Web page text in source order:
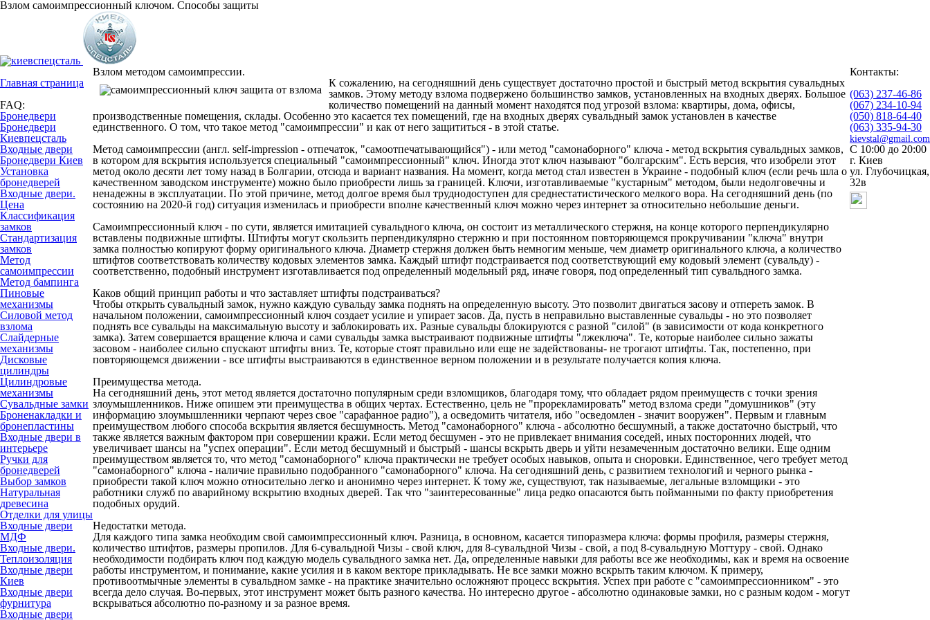
Взлом самоимпрессионный ключом. Способы защиты
Главная страница
FAQ:
Бронедвери
Бронедвери
Киевпецсталь
Входные двери
Бронедвери Киев
Установка
бронедверей
Входные двери.
Цена
Классификация
замков
Стандартизация
замков
Метод
самоимпрессии
Метод бампинга
Пиновые
механизмы
Силовой метод
взлома
Слайдерные
механизмы
Дисковые
цилиндры
Цилиндровые
механизмы
Сувальдные замки
Броненакладки и
бронепластины
Входные двери в
интерьере
Ручки для
бронедверей
Выбор замков
Натуральная
древесина
Отделки для улицы
Входные двери
МДФ
Входные двери.
Теплоизоляция
Входные двери
Киев
Входные двери
фурнитура
Входные двери
Взлом методом самоимпрессии.
К сожалению, на сегодняшний день существует достаточно простой и быстрый метод вскрытия сувальдных
замков. Этому методу взлома подвержено большинство замков, установленных на входных дверях. Большое
количество помещений на данный момент находятся под угрозой взлома: квартиры, дома, офисы,
производственные помещения, склады. Особенно это касается тех помещений, где на входных дверях сувальдный замок установлен в качестве
единственного. О том, что такое метод "самоимпрессии" и как от него защититься - в этой статье.
Метод самоимпрессии (англ. self-impression - отпечаток, "самоотпечатывающийся") - или метод "самонаборного" ключа - метод вскрытия сувальдных замков,
в котором для вскрытия используется специальный "самоимпрессионный" ключ. Иногда этот ключ называют "болгарским". Есть версия, что изобрели этот
метод около десяти лет тому назад в Болгарии, отсюда и вариант названия. На момент, когда метод стал известен в Украине - подобный ключ (если речь шла о
качественном заводском инструменте) можно было приобрести лишь за границей. Ключи, изготавливаемые "кустарным" методом, были недолговечны и
ненадежны в эксплуатации. По этой причине, метод долгое время был труднодоступен для среднестатистического мелкого вора. На сегодняшний день (по
состоянию на 2020-й год) ситуация изменилась и приобрести вполне качественный ключ можно через интернет за относительно небольшие деньги.
Самоимпрессионный ключ - по сути, является имитацией сувальдного ключа, он состоит из металлического стержня, на конце которого перпендикулярно
вставлены подвижные штифты. Штифты могут скользить перпендикулярно стержню и при постоянном повторяющемся прокручивании "ключа" внутри
замка полностью копируют форму оригинального ключа. Диаметр стержня должен быть немногим меньше, чем диаметр оригинального ключа, а количество
штифтов соответствовать количеству кодовых элементов замка. Каждый штифт подстраивается под соответствующий ему кодовый элемент (сувальду) -
соответственно, подобный инструмент изготавливается под определенный модельный ряд, иначе говоря, под определенный тип сувальдного замка.
Каков общий принцип работы и что заставляет штифты подстраиваться?
Чтобы открыть сувальдный замок, нужно каждую сувальду замка поднять на определенную высоту. Это позволит двигаться засову и отпереть замок. В
начальном положении, самоимпрессионный ключ создает усилие и упирает засов. Да, пусть в неправильно выставленные сувальды - но это позволяет
поднять все сувальды на максимальную высоту и заблокировать их. Разные сувальды блокируются с разной "силой" (в зависимости от кода конкретного
замка). Затем совершается вращение ключа и сами сувальды замка выстраивают подвижные штифты "лжеключа". Те, которые наиболее сильно зажаты
засовом - наиболее сильно спускают штифты вниз. Те, которые стоят правильно или еще не задействованы- не трогают штифты. Так, постепенно, при
повторяющемся движении - все штифты выстраиваются в единственное верном положении и в результате получается копия ключа.
Преимущества метода.
На сегодняшний день, этот метод является достаточно популярным среди взломщиков, благодаря тому, что обладает рядом преимуществ с точки зрения
злоумышленников. Ниже опишем эти преимущества в общих чертах. Естественно, цель не "прорекламировать" метод взлома среди "домушников" (эту
информацию злоумышленники черпают через свое "сарафанное радио"), а осведомить читателя, ибо "осведомлен - значит вооружен". Первым и главным
преимуществом любого способа вскрытия является бесшумность. Метод "самонаборного" ключа - абсолютно бесшумный, а также достаточно быстрый, что
также является важным фактором при совершении кражи. Если метод бесшумен - это не привлекает внимания соседей, иных посторонних людей, что
увеличивает шансы на "успех операции". Если метод бесшумный и быстрый - шансы вскрыть дверь и уйти незамеченным достаточно велики. Еще одним
преимуществом является то, что метод "самонаборного" ключа практически не требует особых навыков, опыта и сноровки. Единственное, чего требует метод
"самонаборного" ключа - наличие правильно подобранного "самонаборного" ключа. На сегодняшний день, с развитием технологий и черного рынка -
приобрести такой ключ можно относительно легко и анонимно через интернет. К тому же, существуют, так называемые, легальные взломщики - это
работники служб по аварийному вскрытию входных дверей. Так что "заинтересованные" лица редко опасаются быть пойманными по факту приобретения
подобных орудий.
Недостатки метода.
Для каждого типа замка необходим свой самоимпрессионный ключ. Разница, в основном, касается типоразмера ключа: формы профиля, размеры стержня,
количество штифтов, размеры пропилов. Для 6-сувальдной Чизы - свой ключ, для 8-сувальдной Чизы - свой, а под 8-сувальдную Моттуру - свой. Однако
необходимости подбирать ключ под каждую модель сувальдного замка нет. Да, определенные навыки для работы все же необходимы, как и время на освоение
работы инструментом, и понимание, какие усилия и в каком векторе прикладывать. Не все замки можно вскрыть таким ключом. К примеру,
противоотмычные элементы в сувальдном замке - на практике значительно осложняют процесс вскрытия. Успех при работе с "самоимпрессионником" - это
всегда дело случая. Во-первых, этот инструмент может быть разного качества. Но интересно другое - абсолютно одинаковые замки, но с разным кодом - могут
вскрываться абсолютно по-разному и за разное время.
Контакты:
(063) 237-46-86
(067) 234-10-94
(050) 818-64-40
(063) 335-94-30
kievstal@gmail.com
С 10:00 до 20:00
г. Киев
ул. Глубочицкая,
32в